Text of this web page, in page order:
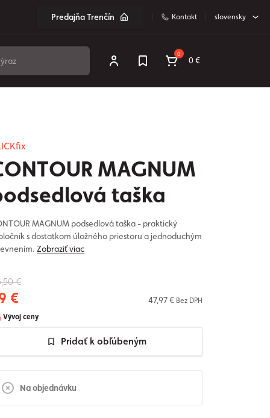
Predajňa Trenčín Kontakt slovensky
0
0 €
MAGNUM
taška
MAGNUM podsedlová taška - praktický
s dostatkom úložného priestoru a jednoduchým
Zobraziť viac
€
€ 47,97 € Bez DPH
Vývoj ceny
Pridať k obľúbeným
Na objednávku